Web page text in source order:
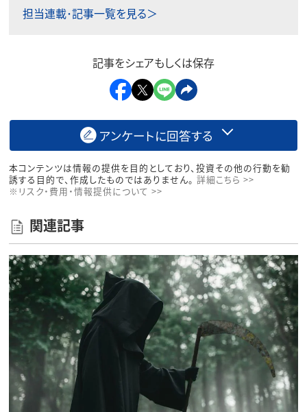
担当連載･記事一覧を見る＞
記事をシェアもしくは保存
アンケートに回答する
本コンテンツは情報の提供を目的としており、投資その他の行動を勧
誘する目的で、作成したものではありません。 詳細こちら >>
※リスク・費用・情報提供について >>
関連記事